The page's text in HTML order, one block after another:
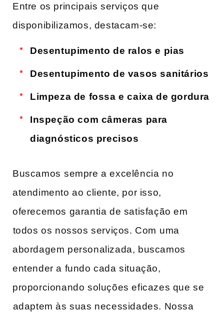
Entre os principais serviços ​que
disponibilizamos, destacam-se:
Desentupimento de ralos e pias
Desentupimento de vasos sanitários
Limpeza de fossa e caixa ‌de gordura
Inspeção com câmeras para ​
diagnósticos precisos
Buscamos ⁢sempre a excelência no
atendimento ​ao cliente, por isso,
oferecemos garantia de satisfação em
⁣todos os nossos serviços. Com⁤ uma
abordagem personalizada, buscamos
entender a fundo cada situação,
proporcionando soluções eficazes que se
⁤adaptem​ às suas necessidades. Nossa